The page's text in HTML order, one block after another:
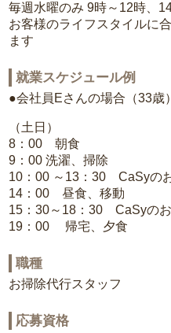
毎週水曜のみ 9時～12時、
お客様のライフスタイルに
ます
就業スケジュール例
●会社員Eさんの場合（33歳）
（土日）
8：00 朝食
9：00 洗濯、掃除
10：00 ～13：30 CaSyの
14：00 昼食、移動
15：30～18：30 CaSyの
19：00 帰宅、夕食
職種
お掃除代行スタッフ
応募資格